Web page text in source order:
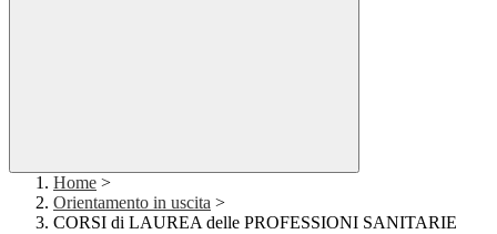
Home >
Orientamento in uscita >
CORSI di LAUREA delle PROFESSIONI SANITARIE